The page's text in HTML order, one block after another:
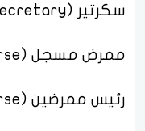
سكرتير (Secretary)
ممرض مسجل (Registered Nurse)
رئيس ممرضين (Charge Nurse)